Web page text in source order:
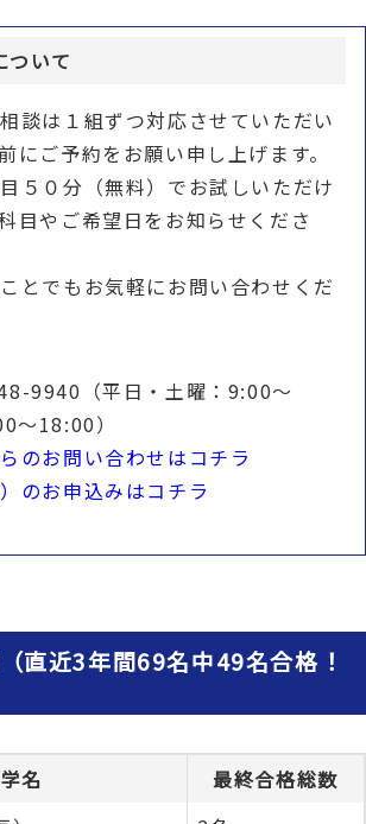
ついて
談は１組ずつ対応させていただい
にご予約をお願い申し上げます。
５０分（無料）でお試しいただけ
目やご希望日をお知らせくださ
とでもお気軽にお問い合わせくだ
9940（平日・土曜：9:00〜
〜18:00）
のお問い合わせはコチラ
のお申込みはコチラ
直近3年間69名中49名合格！
名
最終合格総数